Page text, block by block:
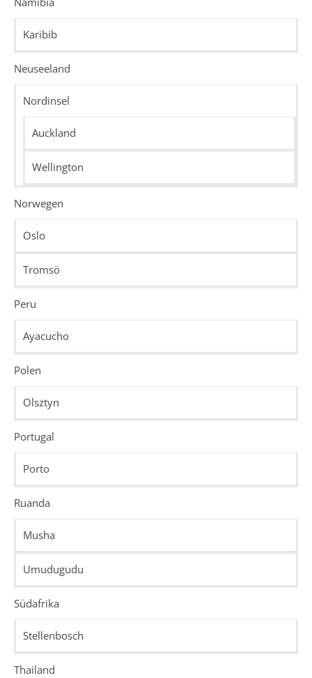
Karibib
Neuseeland
Nordinsel
Auckland
Wellington
Norwegen
Oslo
Tromsö
Peru
Ayacucho
Polen
Olsztyn
Portugal
Porto
Ruanda
Musha
Umudugudu
Südafrika
Stellenbosch
Thailand